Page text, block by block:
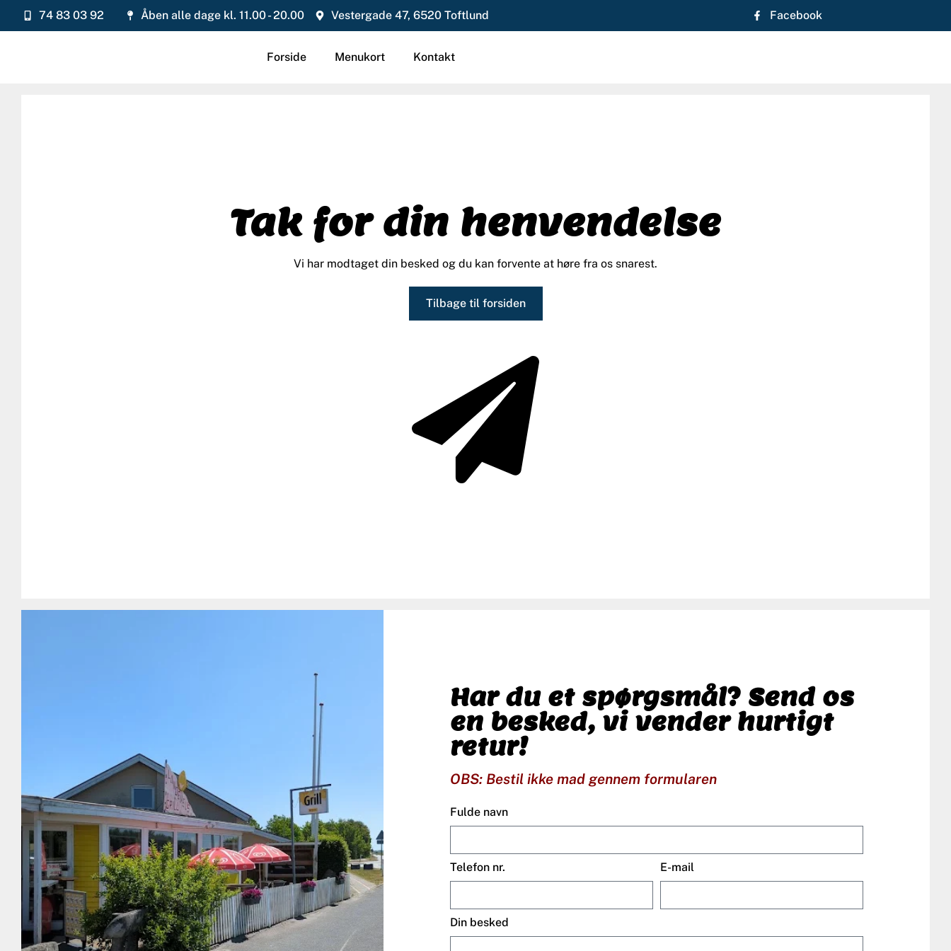
74 83 03 92 Åben alle dage kl. 11.00 - 20.00 Vestergade 47, 6520 Toftlund Facebook
Forside Menukort Kontakt
Tak for din henvendelse
Vi har modtaget din besked og du kan forvente at høre fra os snarest.
Tilbage til forsiden
Har du et spørgsmål? Send os
en besked, vi vender hurtigt
retur!
OBS: Bestil ikke mad gennem formularen
Fulde navn
Telefon nr. E-mail
Din besked